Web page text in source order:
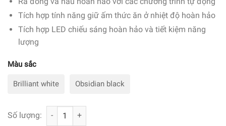
Tích hợp tính năng giữ ấm thức ăn ở nhiệt độ hoàn hảo
Tích hợp LED chiếu sáng hoàn hảo và tiết kiệm năng
lượng
Màu sắc
Brilliant white Obsidian black
Số lượng: Lò Vi Sóng Kèm Nướng Miele M 2234 SC số lượng